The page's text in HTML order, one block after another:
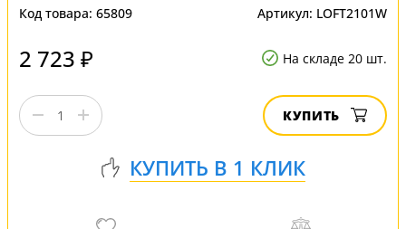
Код товара: 65809 Артикул: LOFT2101W
2 723 ₽ На складе 20 шт.
КУПИТЬ